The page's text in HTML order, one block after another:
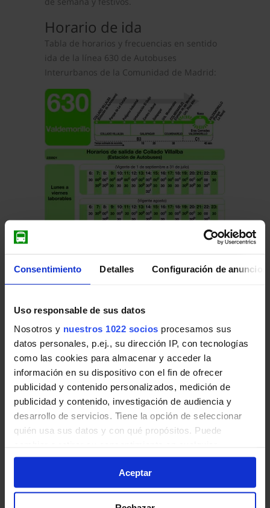
Consentimiento Detalles Configuración de anuncios
Uso responsable de sus datos
Nosotros y nuestros 1022 socios procesamos sus
datos personales, p.ej., su dirección IP, con tecnologías
como las cookies para almacenar y acceder la
información en su dispositivo con el fin de ofrecer
publicidad y contenido personalizados, medición de
publicidad y contenido, investigación de audiencia y
desarrollo de servicios. Tiene la opción de seleccionar
quién usa sus datos y con qué propósitos. Puede
momento desde la Declaración de cookies o clicando en
el Menú de consentimiento.
Si lo permite, también quisiéramos:
Aceptar
Horario de ida
Tabla de horarios y frecuencias en sentido
ida de la línea 630 de Autobuses
Interurbanos de la Comunidad de Madrid:
de idacompleto.
Horario de vuelta
Tabla de horarios y frecuencias en sentido
vuelta de la línea 630 de Autobuses
Interurbanos de la Comunidad de Madrid: